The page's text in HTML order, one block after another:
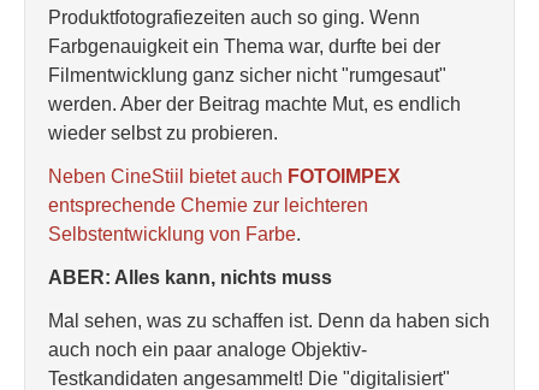
Produktfotografiezeiten auch so ging. Wenn
Farbgenauigkeit ein Thema war, durfte bei der
Filmentwicklung ganz sicher nicht "rumgesaut"
werden. Aber der Beitrag machte Mut, es endlich
wieder selbst zu probieren.
Neben CineStiil bietet auch FOTOIMPEX
entsprechende Chemie zur leichteren
Selbstentwicklung von Farbe.
ABER: Alles kann, nichts muss
Mal sehen, was zu schaffen ist. Denn da haben sich
auch noch ein paar analoge Objektiv-
Testkandidaten angesammelt! Die "digitalisiert"